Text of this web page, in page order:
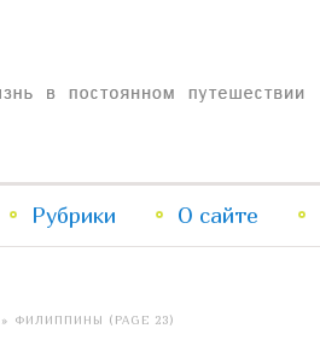
путешествии
Перейти
Перейти
Рубрики О сайте
» ФИЛИППИНЫ (PAGE 23)